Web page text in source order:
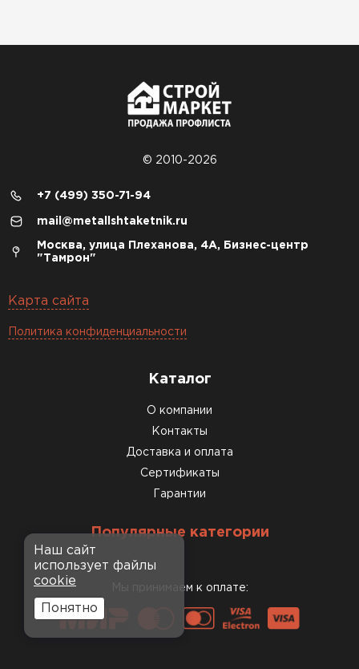
© 2010-2026
+7 (499) 350-71-94
mail@metallshtaketnik.ru
Москва, улица Плеханова, 4А, Бизнес-центр
"Тамрон"
Карта сайта
Политика конфиденциальности
Каталог
О компании
Контакты
Доставка и оплата
Сертификаты
Гарантии
Популярные категории
Мы принимаем к оплате:
Наш сайт
использует файлы
cookie
Понятно